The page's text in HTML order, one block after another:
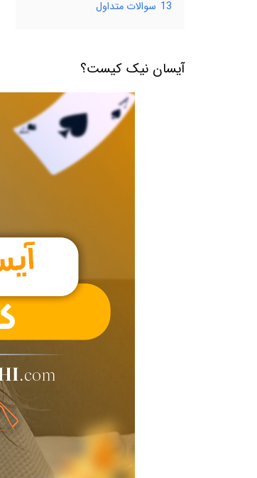
13 سوالات متداول
آیسان نیک کیست؟